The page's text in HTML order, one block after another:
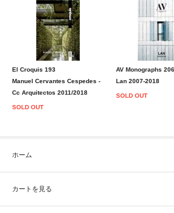
El Croquis 193
Manuel Cervantes Cespedes -
Cc Arquitectos 2011/2018
SOLD OUT
AV Monographs 206
Lan 2007-2018
SOLD OUT
ホーム
カートを見る